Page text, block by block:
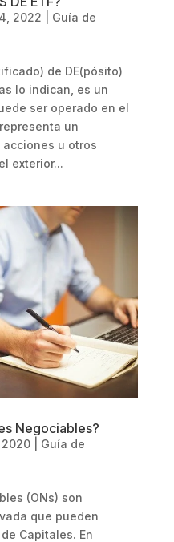
2022
Guía de
de DE(pósito)
lo indican, es un
ser operado en el
un
u otros
exterior...
Negociables?
2020| Guía de
(ONs) son
que pueden
Capitales. En